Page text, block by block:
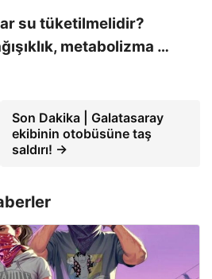
su tüketilmelidir?
metabolizma …
Son Dakika | Galatasaray
ekibinin otobüsüne taş
saldırı! →